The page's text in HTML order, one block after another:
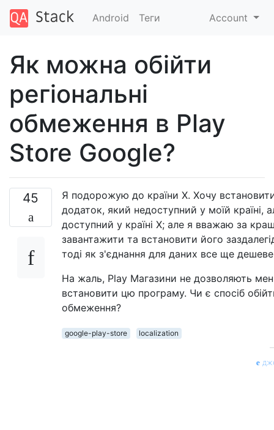
Android Теги Account
Як можна обійти
регіональні
обмеження в Play
Store Google?
45
Я подорожую до країни X. Хочу
додаток, який недоступний у моїй країні,
доступний у країні X; але я вважаю за
завантажити та встановити його
тоді як з'єднання для даних все ще
На жаль, Play Магазини не дозволяють
встановити цю програму. Чи є спосіб
обмеження?
google-play-store
localization